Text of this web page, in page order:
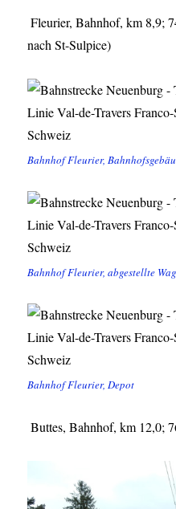
Fleurier, Bahnhof, km 8,9;
nach St-Sulpice)
Bahnhof Fleurier,
Bahnhof Fleurier, abgestellte
Bahnhof Fleurier, Depot
Buttes, Bahnhof, km 12,0;